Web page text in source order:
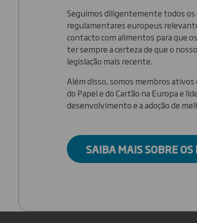
Seguimos diligentemente todos
regulamentares europeus
contacto com alimentos para que
ter sempre a certeza de que o
legislação mais recente.
Além disso, somos membros ativos
do Papel e do Cartão na Europa e
desenvolvimento e a adoção de
SAIBA MAIS SOBRE